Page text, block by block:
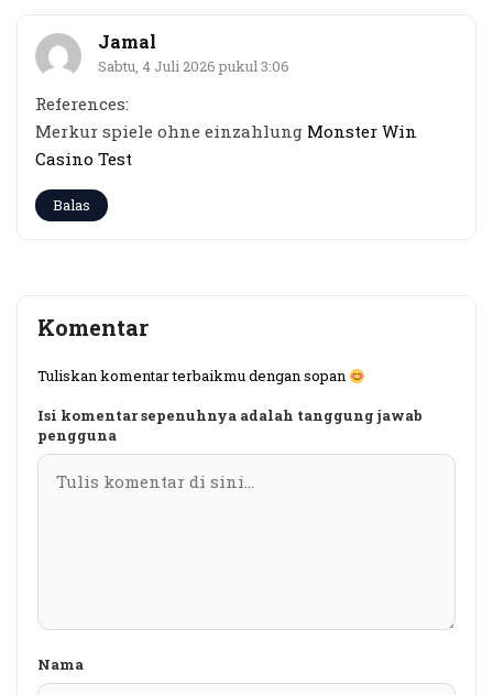
Jamal
Sabtu, 4 Juli 2026 pukul 3:06
References:
Merkur spiele ohne einzahlung Monster Win
Casino Test
Balas
Komentar
Tuliskan komentar terbaikmu dengan sopan
Isi komentar sepenuhnya adalah tanggung jawab
pengguna
Nama